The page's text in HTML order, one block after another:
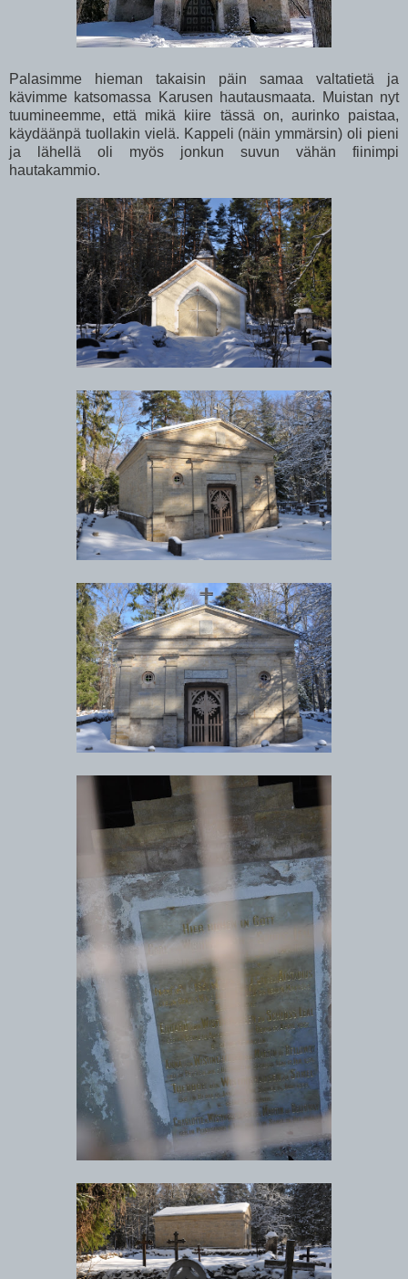
Palasimme hieman takaisin päin samaa valtatietä ja
kävimme katsomassa Karusen hautausmaata. Muistan nyt
tuumineemme, että mikä kiire tässä on, aurinko paistaa,
käydäänpä tuollakin vielä. Kappeli (näin ymmärsin) oli pieni
ja lähellä oli myös jonkun suvun vähän fiinimpi
hautakammio.